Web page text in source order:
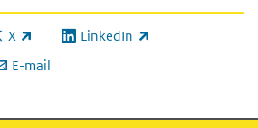
X link) LinkedIn
(externe link)
E-mail